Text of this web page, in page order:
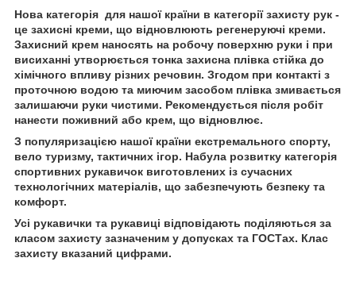
Нова категорія для нашої країни в категорії захисту рук -
це захисні креми, що відновлюють регенеруючі креми.
Захисний крем наносять на робочу поверхню руки і при
висиханні утворюється тонка захисна плівка стійка до
хімічного впливу різних речовин. Згодом при контакті з
проточною водою та миючим засобом плівка змивається
залишаючи руки чистими. Рекомендується після робіт
нанести поживний або крем, що відновлює.
З популяризацією нашої країни екстремального спорту,
вело туризму, тактичних ігор. Набула розвитку категорія
спортивних рукавичок виготовлених із сучасних
технологічних матеріалів, що забезпечують безпеку та
комфорт.
Усі рукавички та рукавиці відповідають поділяються за
класом захисту зазначеним у допусках та ГОСТах. Клас
захисту вказаний цифрами.